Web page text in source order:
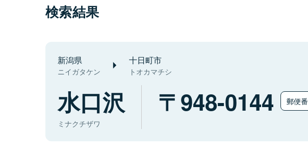
検索結果
新潟県
ニイガタケン
十日町市
トオカマチシ
水口沢
ミナクチザワ
948-0144 郵便